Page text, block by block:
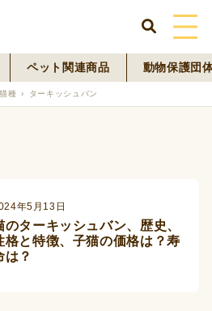
HOME
Blog
トフード事業
ペット関連商品 動物保護団
猫種 ターキッシュバン
年5月13日
のターキッシュバン、歴史、
格と特徴、子猫の価格は？寿
は？